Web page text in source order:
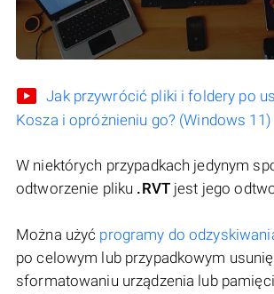
Jak przywrócić pliki i foldery po
Kosza i opróżnieniu go? (Windows 11)
W niektórych przypadkach jedynym
odtworzenie pliku .RVTjest jego
Można użyć programy do
po celowym lub przypadkowym
sformatowaniu urządzenia lub